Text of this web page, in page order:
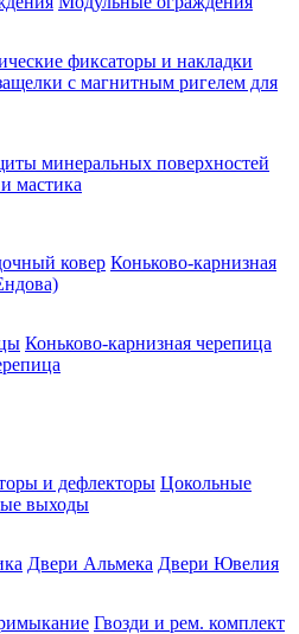
фиксаторы и накладки
с магнитным ригелем для
минеральных поверхностей
мастика
ковер Коньково-карнизная
Коньково-карнизная черепица
и дефлекторы Цокольные
выходы
Двери Альмека Двери Ювелия
Гвозди и рем. комплект